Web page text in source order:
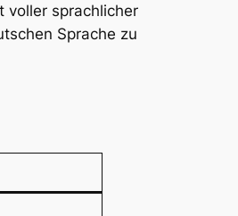
voller sprachlicher
Sprache zu